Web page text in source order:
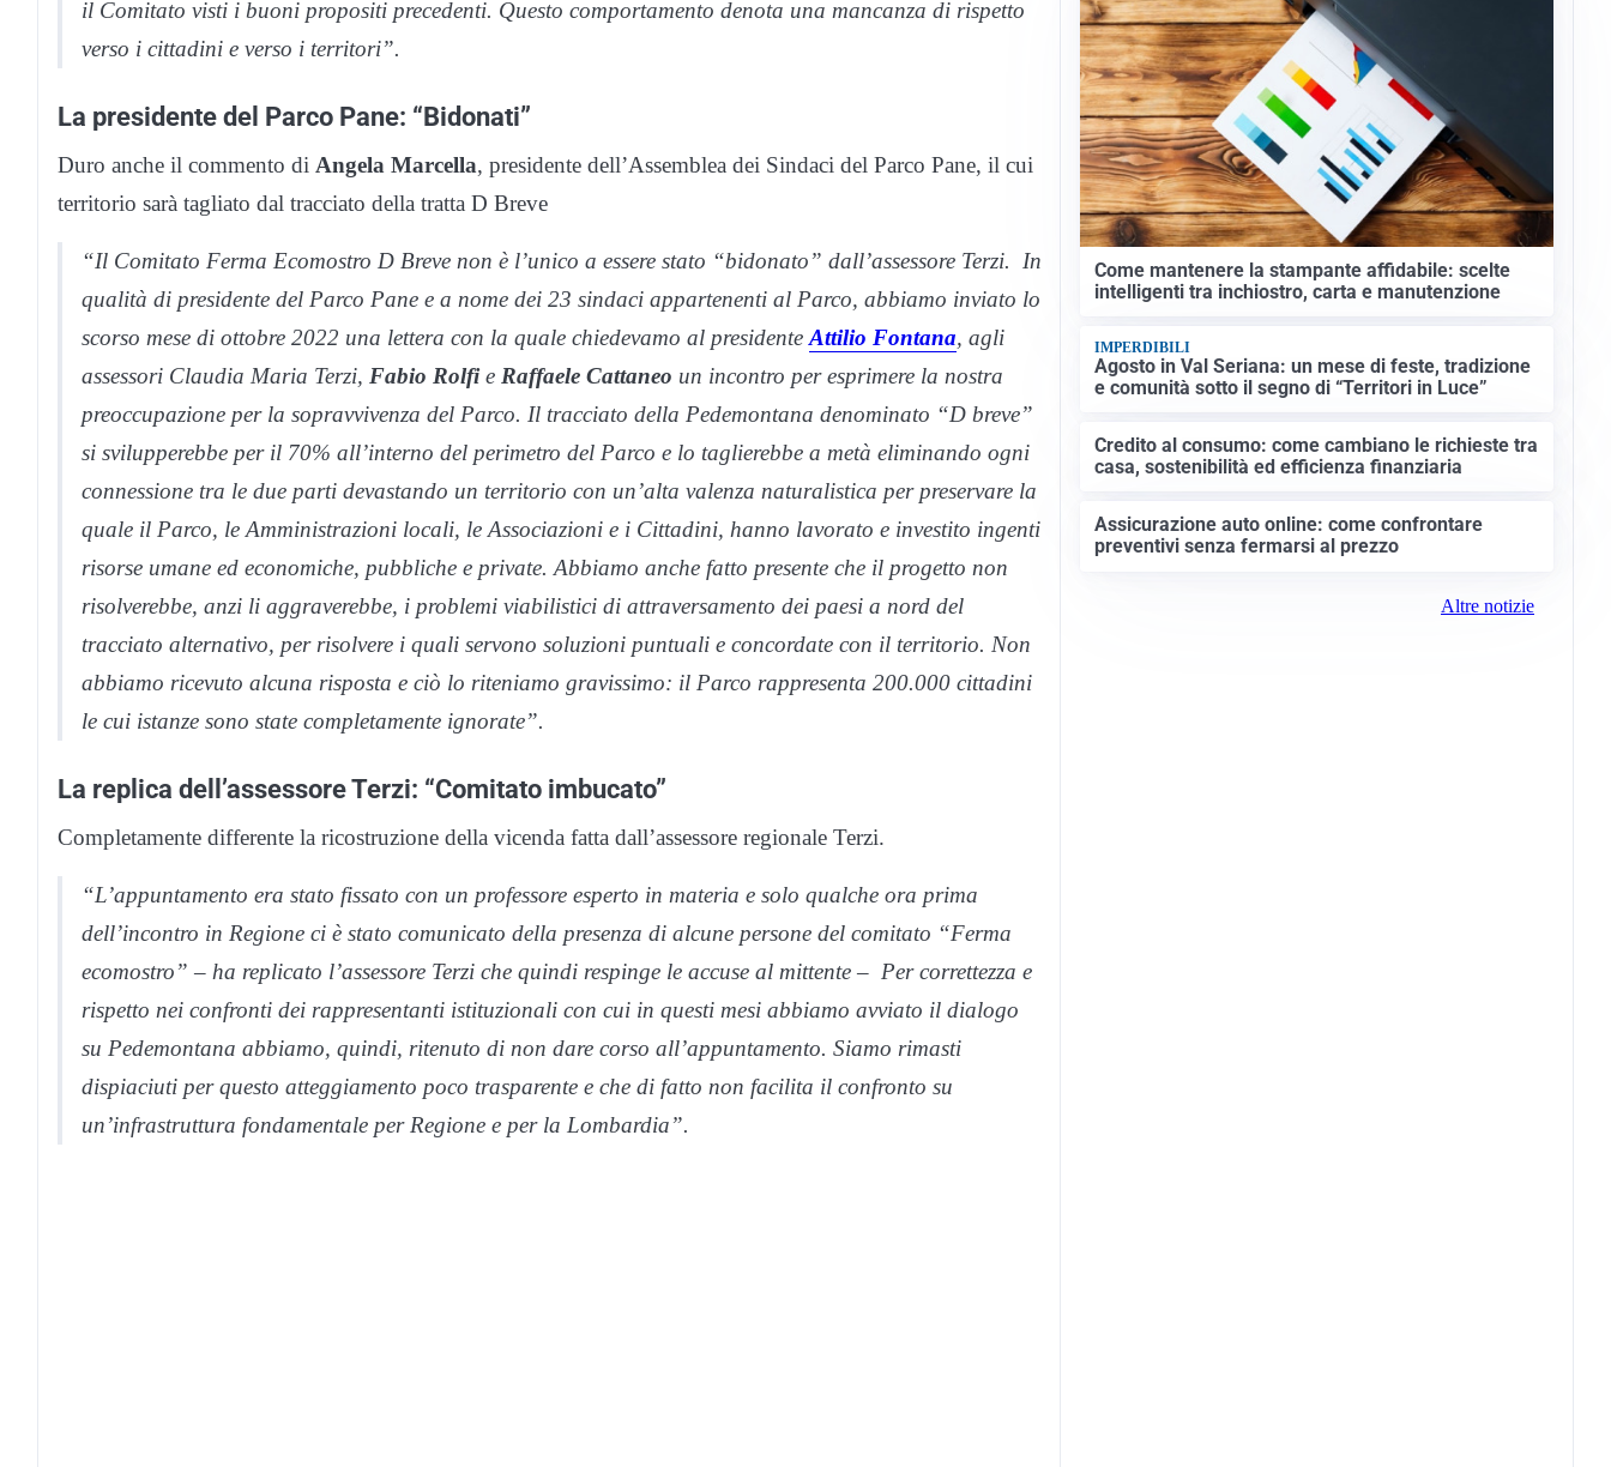
il Comitato visti i buoni propositi precedenti. Questo comportamento denota una mancanza di rispetto
verso i cittadini e verso i territori”.
La presidente del Parco Pane: “Bidonati”
Duro anche il commento di Angela Marcella, presidente dell’Assemblea dei Sindaci del Parco Pane, il cui
territorio sarà tagliato dal tracciato della tratta D Breve
“Il Comitato Ferma Ecomostro D Breve non è l’unico a essere stato “bidonato” dall’assessore Terzi. In
qualità di presidente del Parco Pane e a nome dei 23 sindaci appartenenti al Parco, abbiamo inviato lo
scorso mese di ottobre 2022 una lettera con la quale chiedevamo al presidente Attilio Fontana, agli
assessori Claudia Maria Terzi, Fabio Rolfie Raffaele Cattaneo un incontro per esprimere la nostra
preoccupazione per la sopravvivenza del Parco. Il tracciato della Pedemontana denominato “D breve”
si svilupperebbe per il 70% all’interno del perimetro del Parco e lo taglierebbe a metà eliminando ogni
connessione tra le due parti devastando un territorio con un’alta valenza naturalistica per preservare la
quale il Parco, le Amministrazioni locali, le Associazioni e i Cittadini, hanno lavorato e investito ingenti
risorse umane ed economiche, pubbliche e private. Abbiamo anche fatto presente che il progetto non
risolverebbe, anzi li aggraverebbe, i problemi viabilistici di attraversamento dei paesi a nord del
tracciato alternativo, per risolvere i quali servono soluzioni puntuali e concordate con il territorio. Non
abbiamo ricevuto alcuna risposta e ciò lo riteniamo gravissimo: il Parco rappresenta 200.000 cittadini
le cui istanze sono state completamente ignorate”.
La replica dell’assessore Terzi: “Comitato imbucato”
Completamente differente la ricostruzione della vicenda fatta dall’assessore regionale Terzi.
“L’appuntamento era stato fissato con un professore esperto in materia e solo qualche ora prima
dell’incontro in Regione ci è stato comunicato della presenza di alcune persone del comitato “Ferma
ecomostro” – ha replicato l’assessore Terzi che quindi respinge le accuse al mittente – Per correttezza e
rispetto nei confronti dei rappresentanti istituzionali con cui in questi mesi abbiamo avviato il dialogo
su Pedemontana abbiamo, quindi, ritenuto di non dare corso all’appuntamento. Siamo rimasti
dispiaciuti per questo atteggiamento poco trasparente e che di fatto non facilita il confronto su
un’infrastruttura fondamentale per Regione e per la Lombardia”.
Come mantenere la stampante affidabile: scelte
intelligenti tra inchiostro, carta e manutenzione
IMPERDIBILI
Agosto in Val Seriana: un mese di feste, tradizione
e comunità sotto il segno di “Territori in Luce”
Credito al consumo: come cambiano le richieste tra
casa, sostenibilità ed efficienza finanziaria
Assicurazione auto online: come confrontare
preventivi senza fermarsi al prezzo
Altre notizie